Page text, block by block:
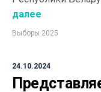
далее
Выборы 2025
24.10.2024